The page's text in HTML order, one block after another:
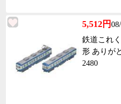
5,512円
鉄道これ
形 ありが
2480